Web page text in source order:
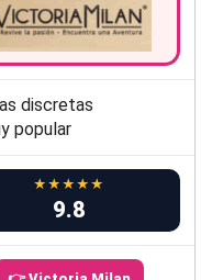
discretas
popular
★★★★★
9.8